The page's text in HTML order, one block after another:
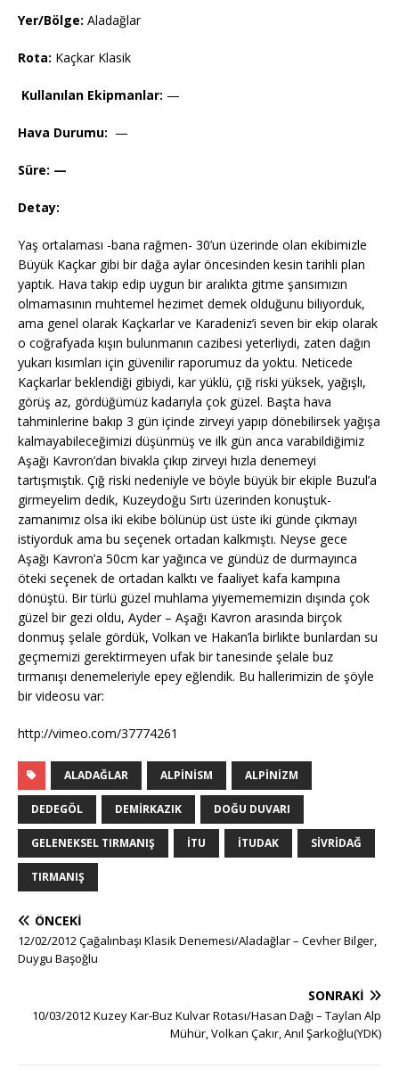
Yer/Bölge: Aladağlar
Rota: Kaçkar Klasik
Kullanılan Ekipmanlar: —
Hava Durumu: —
Süre: —
Detay:
Yaş ortalaması -bana rağmen- 30’un üzerinde olan ekibimizle
Büyük Kaçkar gibi bir dağa aylar öncesinden kesin tarihli plan
yaptık. Hava takip edip uygun bir aralıkta gitme şansımızın
olmamasının muhtemel hezimet demek olduğunu biliyorduk,
ama genel olarak Kaçkarlar ve Karadeniz’i seven bir ekip olarak
o coğrafyada kışın bulunmanın cazibesi yeterliydi, zaten dağın
yukarı kısımları için güvenilir raporumuz da yoktu. Neticede
Kaçkarlar beklendiği gibiydi, kar yüklü, çığ riski yüksek, yağışlı,
görüş az, gördüğümüz kadarıyla çok güzel. Başta hava
tahminlerine bakıp 3 gün içinde zirveyi yapıp dönebilirsek yağışa
kalmayabileceğimizi düşünmüş ve ilk gün anca varabildiğimiz
Aşağı Kavron’dan bivakla çıkıp zirveyi hızla denemeyi
tartışmıştık. Çığ riski nedeniyle ve böyle büyük bir ekiple Buzul’a
girmeyelim dedik, Kuzeydoğu Sırtı üzerinden konuştuk-
zamanımız olsa iki ekibe bölünüp üst üste iki günde çıkmayı
istiyorduk ama bu seçenek ortadan kalkmıştı. Neyse gece
Aşağı Kavron’a 50cm kar yağınca ve gündüz de durmayınca
öteki seçenek de ortadan kalktı ve faaliyet kafa kampına
dönüştü. Bir türlü güzel muhlama yiyemememizin dışında çok
güzel bir gezi oldu, Ayder – Aşağı Kavron arasında birçok
donmuş şelale gördük, Volkan ve Hakan’la birlikte bunlardan su
geçmemizi gerektirmeyen ufak bir tanesinde şelale buz
tırmanışı denemeleriyle epey eğlendik. Bu hallerimizin de şöyle
bir videosu var:
http://vimeo.com/37774261
ALADAĞLAR ALPINISM ALPINIZM
DEDEGÖL DEMIRKAZIK DOĞU DUVARI
GELENEKSEL TIRMANIŞ ITU ITUDAK SIVRIDAĞ
TIRMANIŞ
ÖNCEKI
12/02/2012 Çağalınbaşı Klasik Denemesi/Aladağlar – Cevher Bilger,
Duygu Başoğlu
SONRAKI
10/03/2012 Kuzey Kar-Buz Kulvar Rotası/Hasan Dağı – Taylan Alp
Mühür, Volkan Çakır, Anıl Şarkoğlu(YDK)